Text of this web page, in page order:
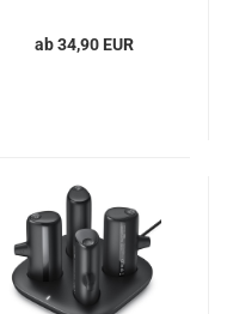
ab 34,90 EUR